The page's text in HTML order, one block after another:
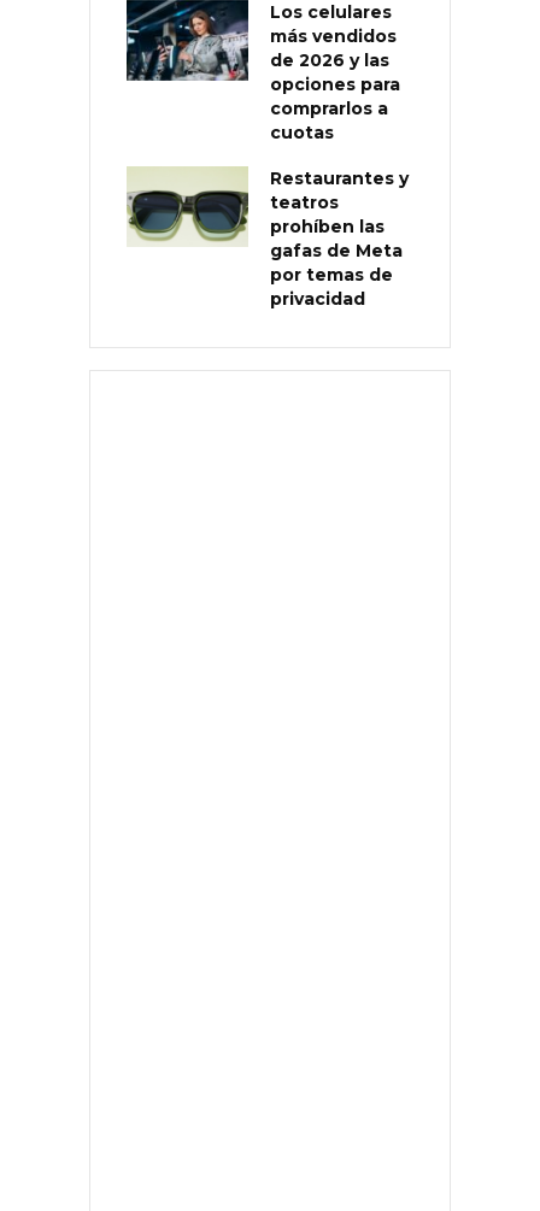
Los celulares
más vendidos
de 2026 y las
opciones para
comprarlos a
cuotas
Restaurantes y
teatros
prohíben las
gafas de Meta
por temas de
privacidad